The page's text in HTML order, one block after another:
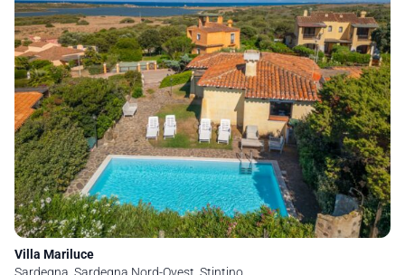
Villa Mariluce
Sardegna, Sardegna Nord-Ovest, Stintino